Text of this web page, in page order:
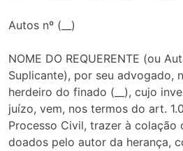
Autos nº (__)
NOME DO REQUERENTE (ou
Suplicante), por seu advogado,
herdeiro do finado (__), cujo
juízo, vem, nos termos do art.
Processo Civil, trazer à colação
doados pelo autor da herança,